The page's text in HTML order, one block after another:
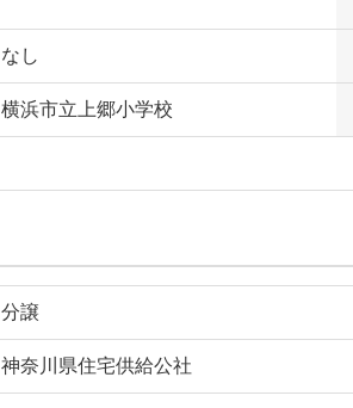
なし
横浜市立上郷小学校
分譲
神奈川県住宅供給公社